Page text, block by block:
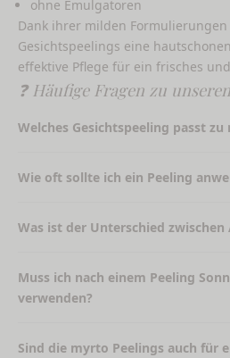
ohne Emulgatoren
Dank ihrer milden
Gesichtspeelings eine
effektive Pflege für ein frisches
❓ Häufige Fragen zu
Welches Gesichtspeeling passt
Wie oft sollte ich ein Peeling
Was ist der Unterschied zwischen
Muss ich nach einem Peeling
verwenden?
Sind die myrto Peelings auch für